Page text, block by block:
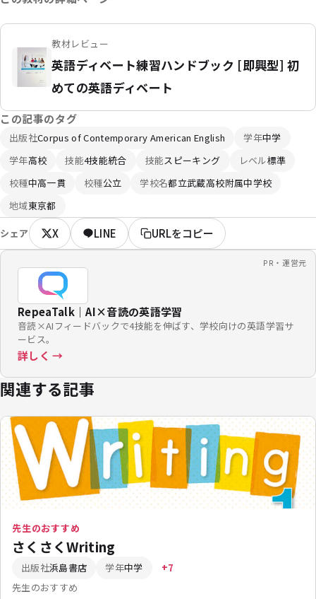
教材レビュー
英語ディベート練習ハンドブック [即興型] 初
めての英語ディベート
この記事のタグ
出版社Corpus of Contemporary American English 学年中学
学年高校 技能4技能統合 技能スピーキング レベル標準
校種中高一貫 校種公立 学校名都立武蔵高校附属中学校
地域東京都
シェア X LINE URLをコピー
PR・運営元
RepeaTalk｜AI×音読の英語学習
音読×AIフィードバックで4技能を伸ばす、学校向けの英語学習サ
ービス。
詳しく →
関連する記事
先生のおすすめ
さくさくWriting
出版社浜島書店 学年中学 +7
先生のおすすめ